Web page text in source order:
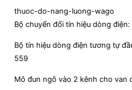
thuoc-do-nang-luong-wago
Bộ chuyển đổi tín hiệu dòng
Bộ tín hiệu dòng điện tương tự
559
Mô đun ngõ vào 2 kênh cho van